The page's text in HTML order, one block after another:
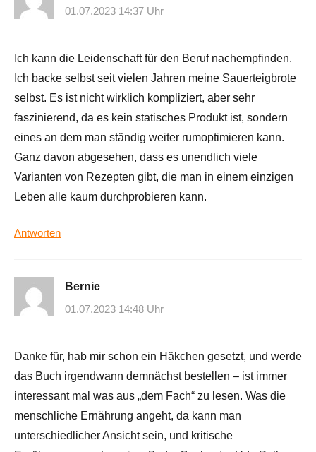
01.07.2023 14:37 Uhr
Ich kann die Leidenschaft für den Beruf nachempfinden.
Ich backe selbst seit vielen Jahren meine Sauerteigbrote
selbst. Es ist nicht wirklich kompliziert, aber sehr
faszinierend, da es kein statisches Produkt ist, sondern
eines an dem man ständig weiter rumoptimieren kann.
Ganz davon abgesehen, dass es unendlich viele
Varianten von Rezepten gibt, die man in einem einzigen
Leben alle kaum durchprobieren kann.
Antworten
Bernie
01.07.2023 14:48 Uhr
Danke für, hab mir schon ein Häkchen gesetzt, und werde
das Buch irgendwann demnächst bestellen – ist immer
interessant mal was aus „dem Fach“ zu lesen. Was die
menschliche Ernährung angeht, da kann man
unterschiedlicher Ansicht sein, und kritische